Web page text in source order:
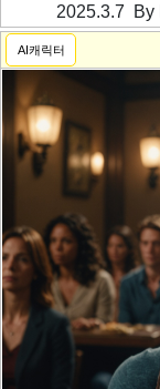
2025.3.7 By
AI캐릭터